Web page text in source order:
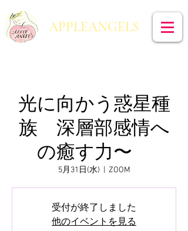
​APPLEANGELS
光に向かう惑星種
族 深層部感情へ
の癒す力〜
5月31日(水) ZOOM
受付が終了しました
他のイベントを見る